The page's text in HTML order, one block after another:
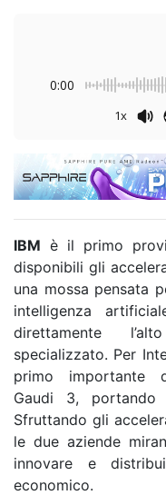
0:00
1x
IBM è il primo
disponibili gli
una mossa pensata
intelligenza
direttamente
specializzato. Per
primo importante
Gaudi 3, portando
Sfruttando gli
le due aziende
innovare e
economico.